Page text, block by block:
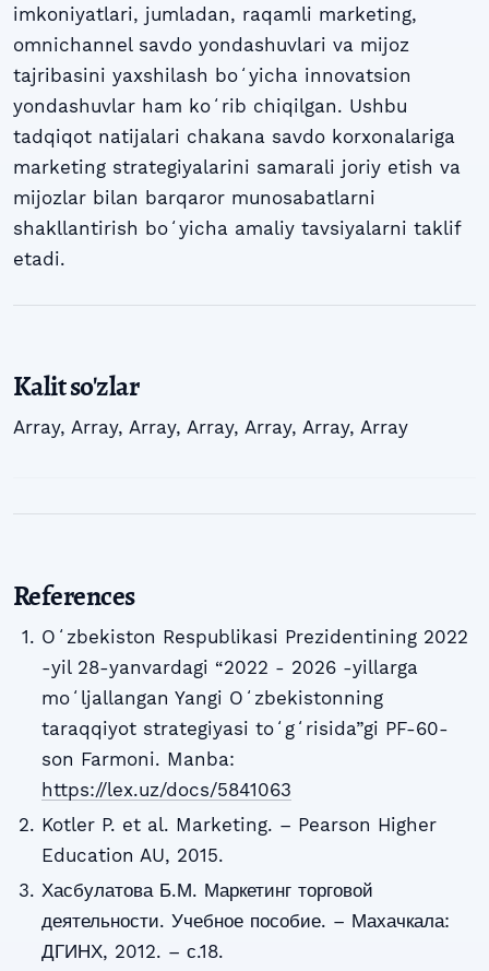
imkoniyatlari, jumladan, raqamli marketing,
omnichannel savdo yondashuvlari va mijoz
tajribasini yaxshilash boʻyicha innovatsion
yondashuvlar ham koʻrib chiqilgan. Ushbu
tadqiqot natijalari chakana savdo korxonalariga
marketing strategiyalarini samarali joriy etish va
mijozlar bilan barqaror munosabatlarni
shakllantirish boʻyicha amaliy tavsiyalarni taklif
etadi.
Kalit so'zlar
Array, Array, Array, Array, Array, Array, Array
References
Oʻzbekiston Respublikasi Prezidentining 2022
-yil 28-yanvardagi “2022 - 2026 -yillarga
moʻljallangan Yangi Oʻzbekistonning
taraqqiyot strategiyasi toʻgʻrisida”gi PF-60-
son Farmoni. Manba:
https://lex.uz/docs/5841063
Kotler P. et al. Marketing. – Pearson Higher
Education AU, 2015.
Хасбулатова Б.М. Маркетинг торговой
деятельности. Учебное пособие. – Махачкала:
ДГИНХ, 2012. – с.18.